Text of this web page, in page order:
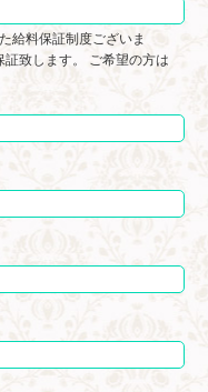
給料保証制度ございま
致します。 ご希望の方は